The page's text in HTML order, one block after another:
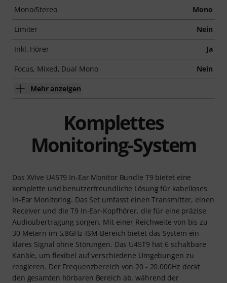
Mono/Stereo Mono
Limiter Nein
Inkl. Hörer Ja
Focus, Mixed, Dual Mono Nein
Mehr anzeigen
Komplettes
Monitoring-System
Das XVive U45T9 In-Ear Monitor Bundle T9 bietet eine
komplette und benutzerfreundliche Lösung für kabelloses
In-Ear Monitoring. Das Set umfasst einen Transmitter, einen
Receiver und die T9 In-Ear-Kopfhörer, die für eine präzise
Audioübertragung sorgen. Mit einer Reichweite von bis zu
30 Metern im 5,8GHz-ISM-Bereich bietet das System ein
klares Signal ohne Störungen. Das U45T9 hat 6 schaltbare
Kanäle, um flexibel auf verschiedene Umgebungen zu
reagieren. Der Frequenzbereich von 20 - 20.000Hz deckt
den gesamten hörbaren Bereich ab, während der